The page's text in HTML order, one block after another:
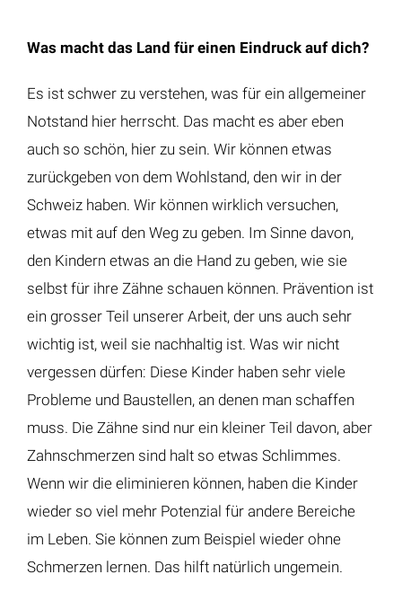
Was macht das Land für einen Eindruck auf dich?
Es ist schwer zu verstehen, was für ein allgemeiner
Notstand hier herrscht. Das macht es aber eben
auch so schön, hier zu sein. Wir können etwas
zurückgeben von dem Wohlstand, den wir in der
Schweiz haben. Wir können wirklich versuchen,
etwas mit auf den Weg zu geben. Im Sinne davon,
den Kindern etwas an die Hand zu geben, wie sie
selbst für ihre Zähne schauen können. Prävention ist
ein grosser Teil unserer Arbeit, der uns auch sehr
wichtig ist, weil sie nachhaltig ist. Was wir nicht
vergessen dürfen: Diese Kinder haben sehr viele
Probleme und Baustellen, an denen man schaffen
muss. Die Zähne sind nur ein kleiner Teil davon, aber
Zahnschmerzen sind halt so etwas Schlimmes.
Wenn wir die eliminieren können, haben die Kinder
wieder so viel mehr Potenzial für andere Bereiche
im Leben. Sie können zum Beispiel wieder ohne
Schmerzen lernen. Das hilft natürlich ungemein.